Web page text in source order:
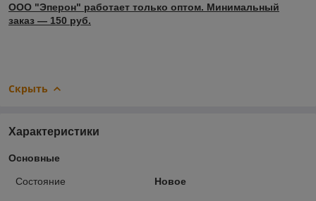
ООО "Эперон" работает только оптом. Минимальный
заказ ― 150 руб.
Скрыть
Характеристики
Основные
Состояние Новое